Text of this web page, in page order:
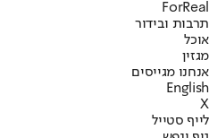
ForReal
תרבות ובידור
אוכל
מגזין
אנחנו מגייסים
English
X
לייף סטייל